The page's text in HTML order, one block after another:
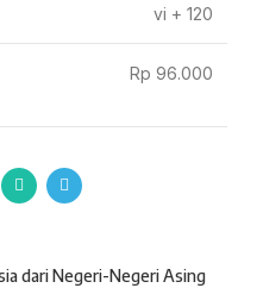
vi + 120
Rp 96.000
dari Negeri-Negeri Asing